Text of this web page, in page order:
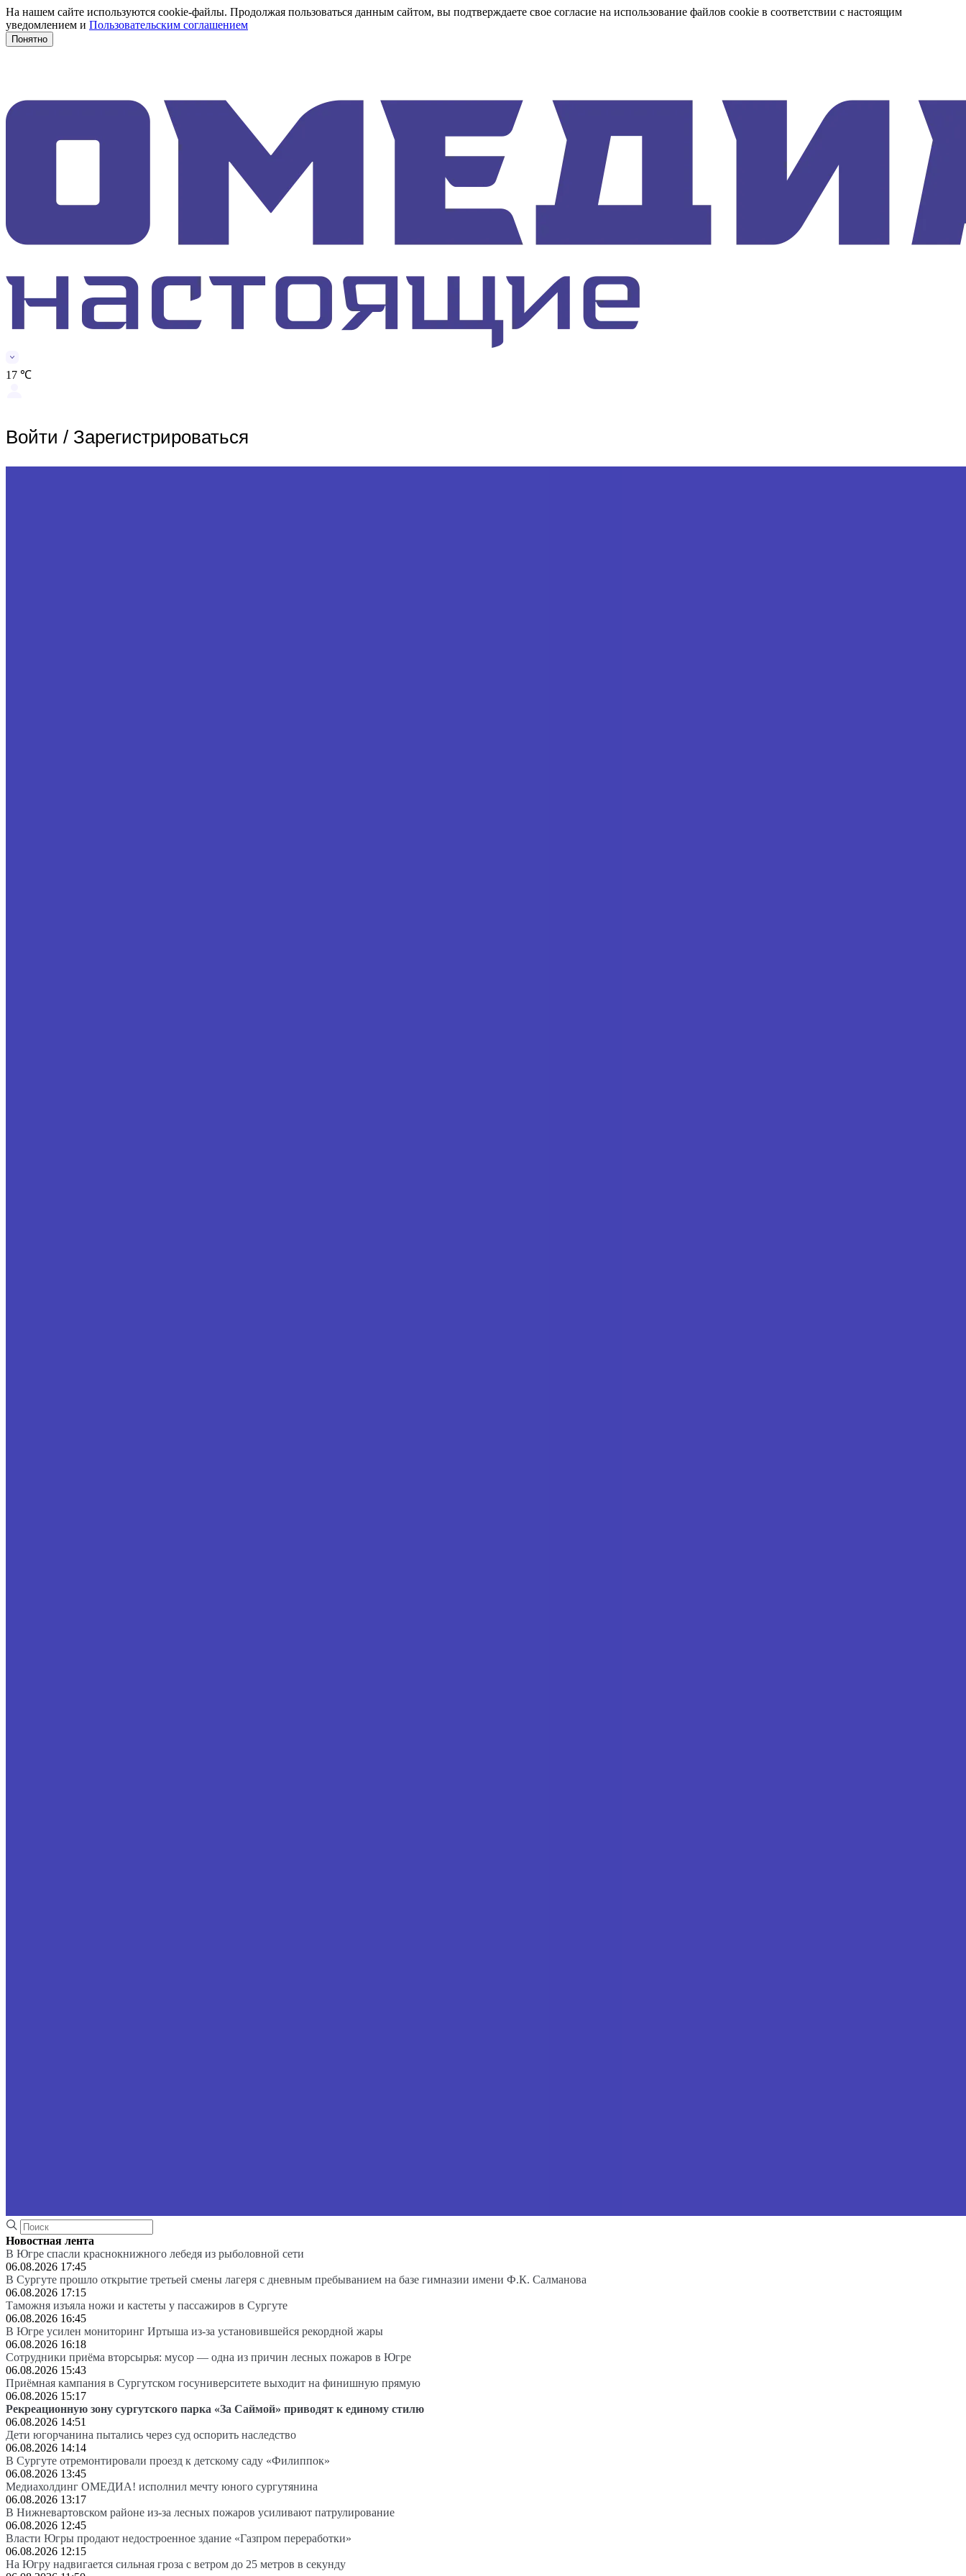
На нашем сайте используются cookie-файлы. Продолжая пользоваться данным сайтом, вы подтверждаете свое согласие на использование файлов cookie в соответствии с настоящим
уведомлением и Пользовательским соглашением
Понятно
17 ℃
Войти / Зарегистрироваться
Новостная лента
В Югре спасли краснокнижного лебедя из рыболовной сети
06.08.2026 17:45
В Сургуте прошло открытие третьей смены лагеря с дневным пребыванием на базе гимназии имени Ф.К. Салманова
06.08.2026 17:15
Таможня изъяла ножи и кастеты у пассажиров в Сургуте
06.08.2026 16:45
В Югре усилен мониторинг Иртыша из-за установившейся рекордной жары
06.08.2026 16:18
Сотрудники приёма вторсырья: мусор — одна из причин лесных пожаров в Югре
06.08.2026 15:43
Приёмная кампания в Сургутском госуниверситете выходит на финишную прямую
06.08.2026 15:17
Рекреационную зону сургутского парка «За Саймой» приводят к единому стилю
06.08.2026 14:51
Дети югорчанина пытались через суд оспорить наследство
06.08.2026 14:14
В Сургуте отремонтировали проезд к детскому саду «Филиппок»
06.08.2026 13:45
Медиахолдинг ОМЕДИА! исполнил мечту юного сургутянина
06.08.2026 13:17
В Нижневартовском районе из-за лесных пожаров усиливают патрулирование
06.08.2026 12:45
Власти Югры продают недостроенное здание «Газпром переработки»
06.08.2026 12:15
На Югру надвигается сильная гроза с ветром до 25 метров в секунду